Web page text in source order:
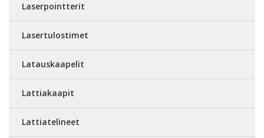
Laserpointterit
Lasertulostimet
Latauskaapelit
Lattiakaapit
Lattiatelineet